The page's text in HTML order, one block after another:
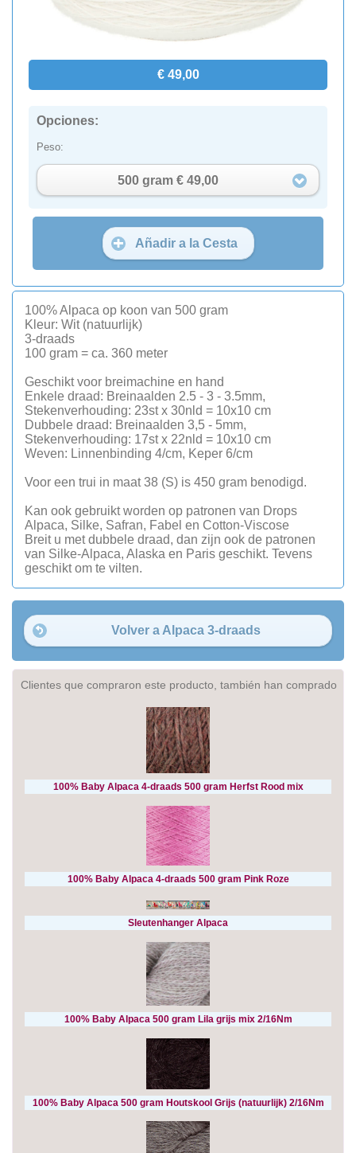
€ 49,00
Opciones:
Peso:
500 gram € 49,00
Añadir a la Cesta
100% Alpaca op koon van 500 gram
Kleur: Wit (natuurlijk)
3-draads
100 gram = ca. 360 meter
Geschikt voor breimachine en hand
Enkele draad: Breinaalden 2.5 - 3 - 3.5mm,
Stekenverhouding: 23st x 30nld = 10x10 cm
Dubbele draad: Breinaalden 3,5 - 5mm,
Stekenverhouding: 17st x 22nld = 10x10 cm
Weven: Linnenbinding 4/cm, Keper 6/cm
Voor een trui in maat 38 (S) is 450 gram benodigd.
Kan ook gebruikt worden op patronen van Drops
Alpaca, Silke, Safran, Fabel en Cotton-Viscose
Breit u met dubbele draad, dan zijn ook de patronen
van Silke-Alpaca, Alaska en Paris geschikt. Tevens
geschikt om te vilten.
Volver a Alpaca 3-draads
Clientes que compraron este producto, también han comprado
100% Baby Alpaca 4-draads 500 gram Herfst Rood mix
100% Baby Alpaca 4-draads 500 gram Pink Roze
Sleutenhanger Alpaca
100% Baby Alpaca 500 gram Lila grijs mix 2/16Nm
100% Baby Alpaca 500 gram Houtskool Grijs (natuurlijk) 2/16Nm